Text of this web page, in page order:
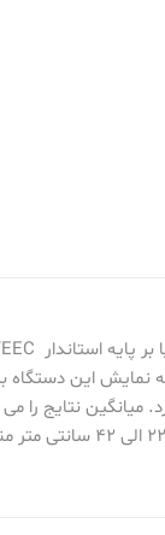
این دستگاه
دو کاربر را دارد.